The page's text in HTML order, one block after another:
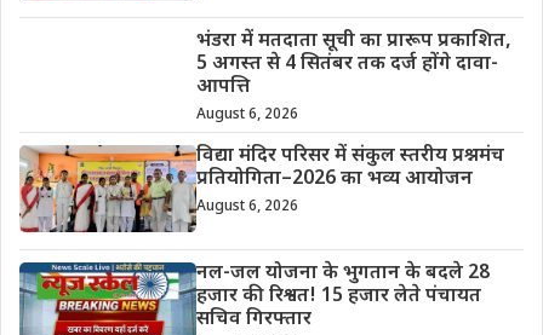
भंडरा में मतदाता सूची का प्रारूप प्रकाशित,
5 अगस्त से 4 सितंबर तक दर्ज होंगे दावा-
आपत्ति
August 6, 2026
विद्या मंदिर परिसर में संकुल स्तरीय प्रश्नमंच
प्रतियोगिता–2026 का भव्य आयोजन
August 6, 2026
नल-जल योजना के भुगतान के बदले 28
हजार की रिश्वत! 15 हजार लेते पंचायत
सचिव गिरफ्तार